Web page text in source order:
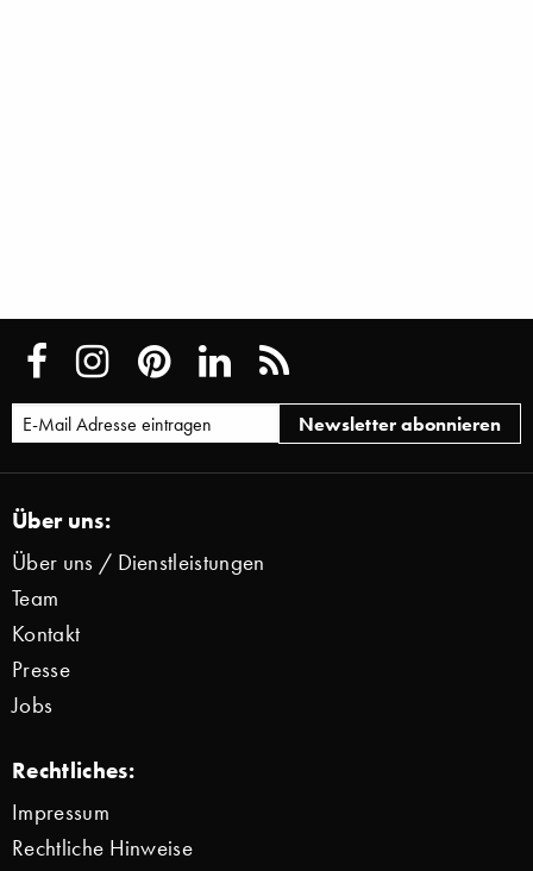
Über uns:
Über uns / Dienstleistungen
Team
Kontakt
Presse
Jobs
Rechtliches:
Impressum
Rechtliche Hinweise